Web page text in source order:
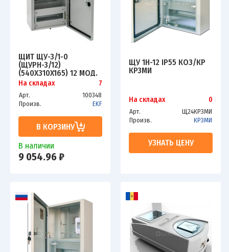
ЩИТ ЩУ-3/1-0
(ЩУРН-3/12)
(540X310X165) 12 МОД.
IP54 EKF MB54-3
На складах 7
Арт.
100348
Произв.
EKF
В КОРЗИНУ
В наличии
9 054.96 ₽
ЩУ 1Н-12 IP55 КОЗ/КР
КРЗМИ
На складах 0
Арт.
Щ24КРЗМИ
Произв.
КРЗМИ
УЗНАТЬ ЦЕНУ